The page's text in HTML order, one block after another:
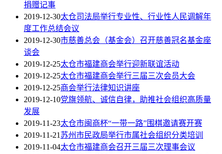
捐赠记事
2019-12-30太仓司法局举行专业性、行业性人民调解年
度工作总结会议
2019-12-30市慈善总会（基金会）召开慈善冠名基金座
谈会
2019-12-25太仓市福建商会举行迎新联谊活动
2019-12-25太仓市福建商会举行三届三次会员大会
2019-12-25商会举行法律知识讲座
2019-12-10党旗领航、诚信自律，助推社会组织高质量
发展
2019-11-23太仓市闽商杯“一带一路”围棋邀请赛开赛
2019-11-21苏州市民政局举行市属社会组织分类培训
2019-11-04太仓市福建商会召开三届三次理事会议